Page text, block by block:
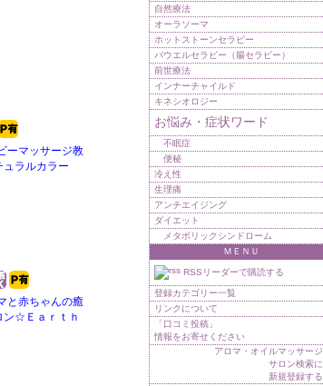
自然療法
オーラソーマ
ホットストーンセラピー
バウエルセラピー（腸セラピー）
前世療法
インナーチャイルド
キネシオロジー
お悩み・症状ワード
不眠症
便秘
冷え性
生理痛
アンチエイジング
ダイエット
メタボリックシンドローム
ＭＥＮＵ
RSSリーダーで購読する
登録カテゴリー一覧
リンクについて
「口コミ投稿」
情報をお寄せください
アロマ・オイルマッサージ
サロン検索に
新規登録する